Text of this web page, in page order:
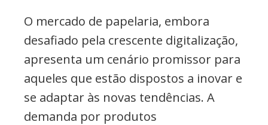
O mercado de papelaria, embora
desafiado pela crescente digitalização,
apresenta um cenário promissor para
aqueles que estão dispostos a inovar e
se adaptar às novas tendências. A
demanda por produtos